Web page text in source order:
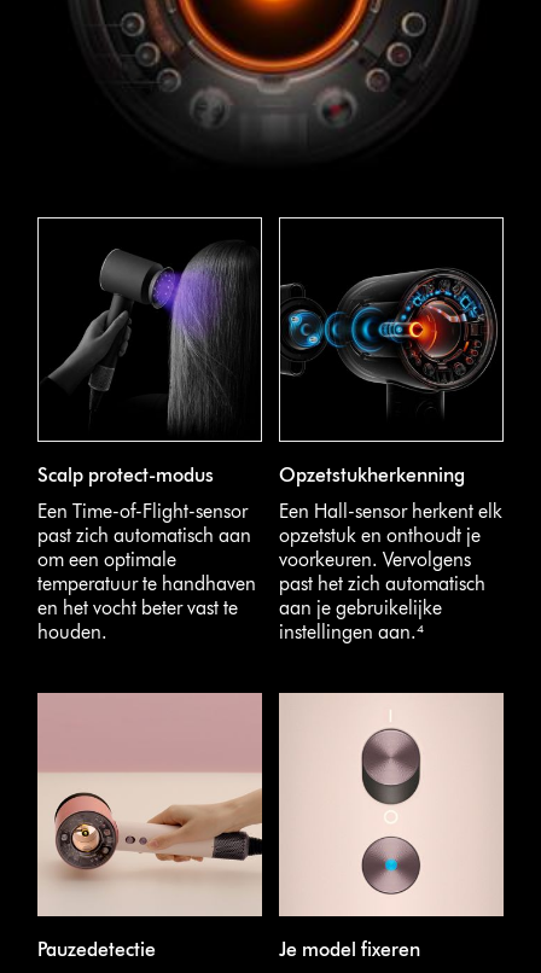
Scalp protect-modus
Een Time-of-Flight-sensor
past zich automatisch aan
om een optimale
temperatuur te handhaven
en het vocht beter vast te
houden.
Opzetstukherkenning
Een Hall-sensor herkent elk
opzetstuk en onthoudt je
voorkeuren. Vervolgens
past het zich automatisch
aan je gebruikelijke
instellingen aan.⁴
Pauzedetectie
Je model fixeren